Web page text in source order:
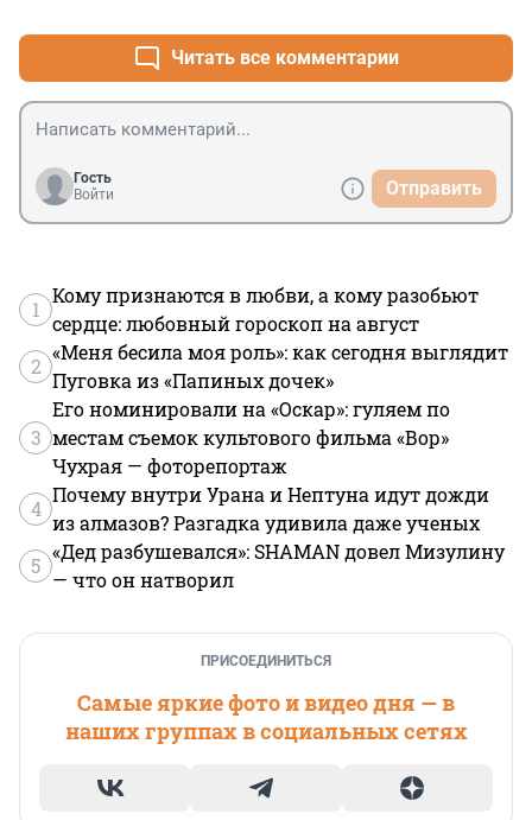
Читать все комментарии
Гость
Войти
Отправить
1
Кому признаются в любви, а кому разобьют
сердце: любовный гороскоп на август
2
«Меня бесила моя роль»: как сегодня выглядит
Пуговка из «Папиных дочек»
3
Его номинировали на «Оскар»: гуляем по
местам съемок культового фильма «Вор»
Чухрая — фоторепортаж
4
Почему внутри Урана и Нептуна идут дожди
из алмазов? Разгадка удивила даже ученых
5
«Дед разбушевался»: SHAMAN довел Мизулину
— что он натворил
ПРИСОЕДИНИТЬСЯ
Самые яркие фото и видео дня — в
наших группах в социальных сетях